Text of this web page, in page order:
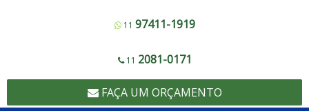
Corte e Solda Fundo e Lateral 900
Corte e Solda Lateral 1000
11 97411-1919
11 2081-0171
FAÇA UM ORÇAMENTO